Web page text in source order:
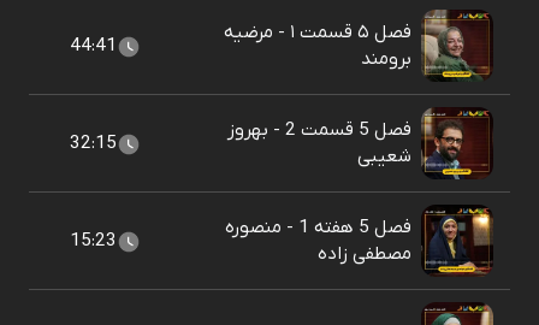
فصل ۵ قسمت ۱ - مرضیه
برومند
44:41
فصل 5 قسمت 2 - بهروز
شعیبی
32:15
فصل 5 هفته 1 - منصوره
مصطفی زاده
15:23